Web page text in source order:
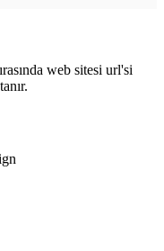
web sitesi url'si